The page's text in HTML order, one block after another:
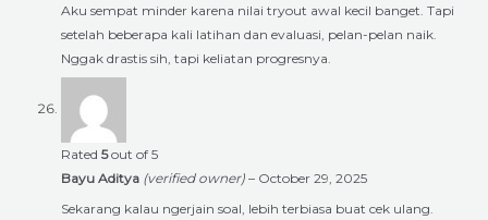
Aku sempat minder karena nilai tryout awal kecil banget. Tapi
setelah beberapa kali latihan dan evaluasi, pelan-pelan naik.
Nggak drastis sih, tapi keliatan progresnya.
Rated 5out of 5
Bayu Aditya (verified owner) – October 29, 2025
Sekarang kalau ngerjain soal, lebih terbiasa buat cek ulang.